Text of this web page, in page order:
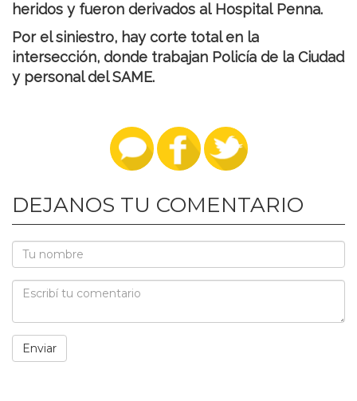
heridos y fueron derivados al Hospital Penna.
Por el siniestro, hay corte total en la
intersección, donde trabajan Policía de la Ciudad
y personal del SAME.
DEJANOS TU COMENTARIO